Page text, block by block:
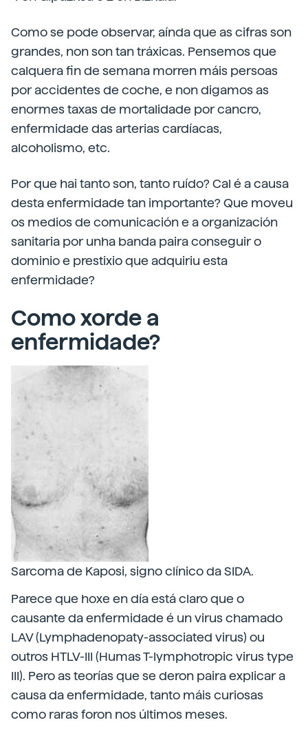
Como se pode observar, aínda que as cifras son
grandes, non son tan tráxicas. Pensemos que
calquera fin de semana morren máis persoas
por accidentes de coche, e non digamos as
enormes taxas de mortalidade por cancro,
enfermidade das arterias cardíacas,
alcoholismo, etc.
Por que hai tanto son, tanto ruído? Cal é a causa
desta enfermidade tan importante? Que moveu
os medios de comunicación e a organización
sanitaria por unha banda paira conseguir o
dominio e prestixio que adquiriu esta
enfermidade?
Como xorde a
enfermidade?
Sarcoma de Kaposi, signo clínico da SIDA.
Parece que hoxe en día está claro que o
causante da enfermidade é un virus chamado
LAV (Lymphadenopaty-associated virus) ou
outros HTLV-III (Humas T-lymphotropic virus type
III). Pero as teorías que se deron paira explicar a
causa da enfermidade, tanto máis curiosas
como raras foron nos últimos meses.